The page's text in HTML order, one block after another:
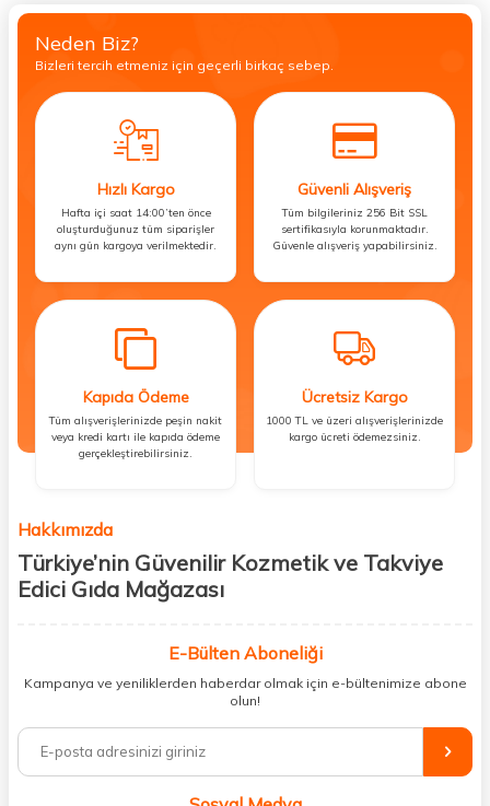
Neden Biz?
Bizleri tercih etmeniz için geçerli birkaç sebep.
Hızlı Kargo
Hafta içi saat 14:00’ten önce
oluşturduğunuz tüm siparişler
aynı gün kargoya verilmektedir.
Güvenli Alışveriş
Tüm bilgileriniz 256 Bit SSL
sertifikasıyla korunmaktadır.
Güvenle alışveriş yapabilirsiniz.
Kapıda Ödeme
Tüm alışverişlerinizde peşin nakit
veya kredi kartı ile kapıda ödeme
gerçekleştirebilirsiniz.
Ücretsiz Kargo
1000 TL ve üzeri alışverişlerinizde
kargo ücreti ödemezsiniz.
Hakkımızda
Türkiye’nin Güvenilir Kozmetik ve Takviye
Edici Gıda Mağazası
kişisel bakım hem de takviye edici gıda ürünlerini sizlerle
buluşturuyoruz. Artık mağaza mağaza dolaşmanıza gerek yok;
ihtiyacınız olan her şeyi tek bir çatı altında topluyor ve kapınıza kadar
%100 orijinal kozmetik ve sağlık ürünleriyle güzelliğinizi tamamlayabilir,
vücudunuzu desteklemek için güvenilir takviye edici gıdalara
E-Bülten Aboneliği
Kampanya ve yeniliklerden haberdar olmak için e-bültenimize abone
olun!